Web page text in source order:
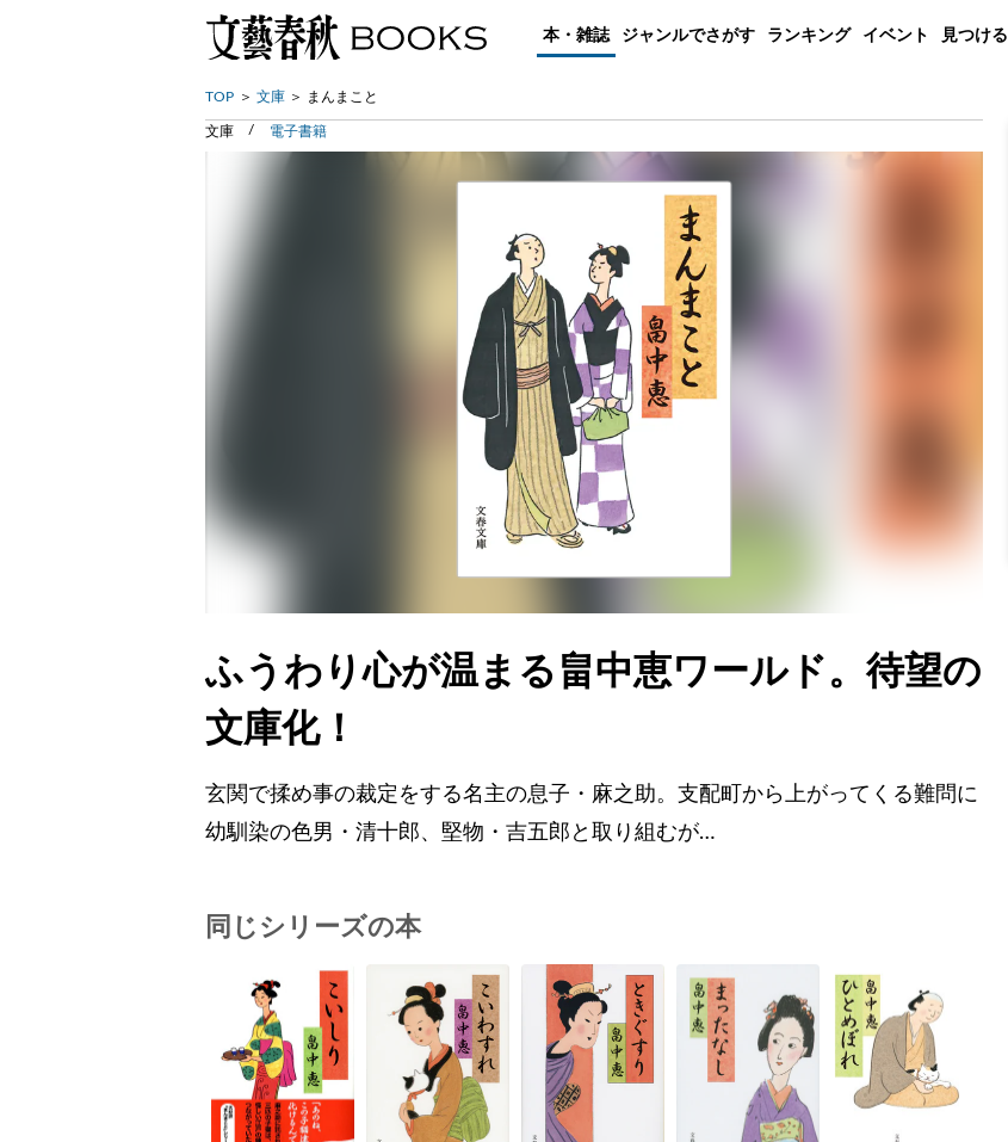
本・雑誌 ジャンルでさがす ランキング イベント 見つける
TOP 文庫 まんまこと
文庫 電子書籍
ふうわり心が温まる畠中恵ワールド。待望の
文庫化！
玄関で揉め事の裁定をする名主の息子・麻之助。支配町から上がってくる難問に
幼馴染の色男・清十郎、堅物・吉五郎と取り組むが…
同じシリーズの本